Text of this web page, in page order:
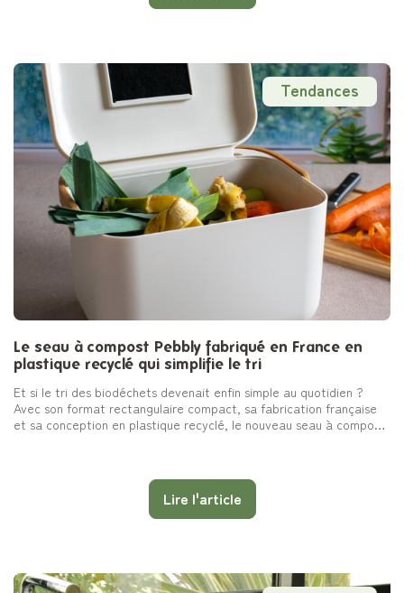
Tendances
Le seau à compost Pebbly fabriqué en France en
plastique recyclé qui simplifie le tri
Et si le tri des biodéchets devenait enfin simple au quotidien ?
Avec son format rectangulaire compact, sa fabrication française
et sa conception en plastique recyclé, le nouveau seau à compost
Lire l'article